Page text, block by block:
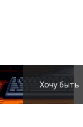
Хочу быть